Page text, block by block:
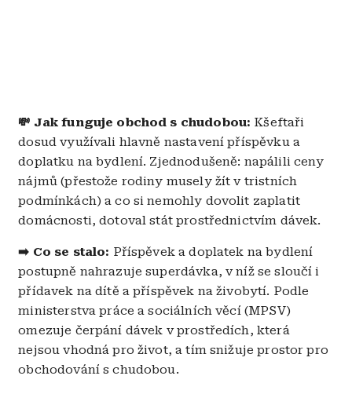
💸 Jak funguje obchod s chudobou: Kšeftaři
dosud využívali hlavně nastavení příspěvku a
doplatku na bydlení. Zjednodušeně: napálili ceny
nájmů (přestože rodiny musely žít v tristních
podmínkách) a co si nemohly dovolit zaplatit
domácnosti, dotoval stát prostřednictvím dávek.
➡️ Co se stalo: Příspěvek a doplatek na bydlení
postupně nahrazuje superdávka, v níž se sloučí i
přídavek na dítě a příspěvek na živobytí. Podle
ministerstva práce a sociálních věcí (MPSV)
omezuje čerpání dávek v prostředích, která
nejsou vhodná pro život, a tím snižuje prostor pro
obchodování s chudobou.